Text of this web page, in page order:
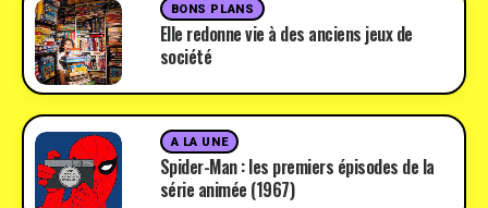
BONS PLANS
Elle redonne vie à des anciens jeux de
société
A LA UNE
Spider-Man : les premiers épisodes de la
série animée (1967)